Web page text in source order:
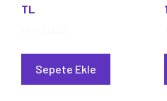
TL
Sepete Ekle